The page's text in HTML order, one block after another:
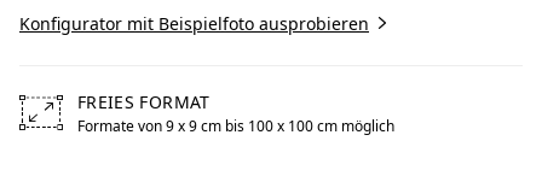
Konfigurator mit Beispielfoto ausprobieren
FREIES FORMAT
Formate von 9 x 9 cm bis 100 x 100 cm möglich